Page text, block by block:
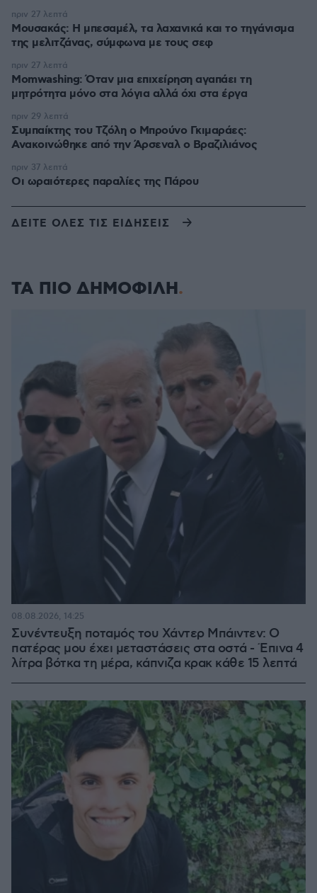
Μουσακάς: Η μπεσαμέλ, τα λαχανικά και το τηγάνισμα
της μελιτζάνας, σύμφωνα με τους σεφ
πριν 27 λεπτά
Momwashing: Όταν μια επιχείρηση αγαπάει τη
μητρότητα μόνο στα λόγια αλλά όχι στα έργα
πριν 27 λεπτά
Συμπαίκτης του Τζόλη ο Μπρούνο Γκιμαράες:
Ανακοινώθηκε από την Άρσεναλ ο Βραζιλιάνος
πριν 29 λεπτά
Οι ωραιότερες παραλίες της Πάρου
πριν 37 λεπτά
ΔΕΙΤΕ ΟΛΕΣ ΤΙΣ ΕΙΔΗΣΕΙΣ
ΤΑ ΠΙΟ ΔΗΜΟΦΙΛΗ
Συνέντευξη ποταμός του Χάντερ Μπάιντεν: Ο
πατέρας μου έχει μεταστάσεις στα οστά - Έπινα 4
λίτρα βότκα τη μέρα, κάπνιζα κρακ κάθε 15 λεπτά
08.08.2026, 14:25